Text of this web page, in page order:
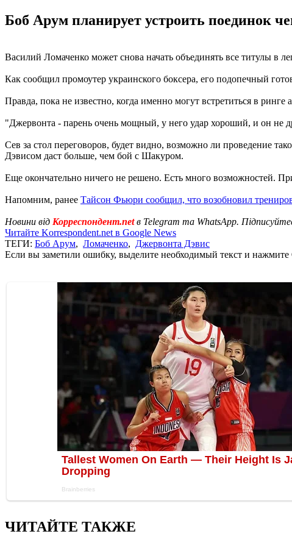
Боб Арум планирует устроить поединок
Василий Ломаченко может снова начать объединять все титулы в
Как сообщил промоутер украинского боксера, его подопечный
Правда, пока не известно, когда именно могут встретиться в
"Джервонта - парень очень мощный, у него удар хороший, и он не
Сев за стол переговоров, будет видно, возможно ли проведение
Дэвисом даст больше, чем бой с Шакуром.
Еще окончательно ничего не решено. Есть много возможностей.
Напомним, ранее Тайсон Фьюри сообщил, что возобновил
Новини від Корреспондент.netв Telegram та WhatsApp.
Читайте Korrespondent.net в Google News
ТЕГИ: Боб Арум, Ломаченко, Джервонта Дэвис
Если вы заметили ошибку, выделите необходимый текст и
ЧИТАЙТЕ ТАКЖЕ